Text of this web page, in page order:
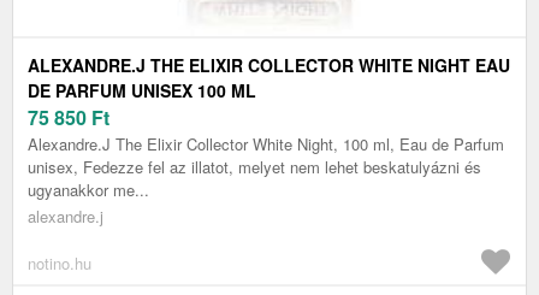
ALEXANDRE.J THE ELIXIR COLLECTOR WHITE NIGHT EAU
DE PARFUM UNISEX 100 ML
75 850 Ft
Alexandre.J The Elixir Collector White Night, 100 ml, Eau de Parfum
unisex, Fedezze fel az illatot, melyet nem lehet beskatulyázni és
ugyanakkor me...
alexandre.j
notino.hu